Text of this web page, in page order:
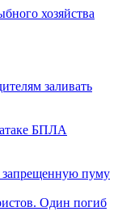
хозяйства
заливать
БПЛА
запрещенную пуму
Один погиб